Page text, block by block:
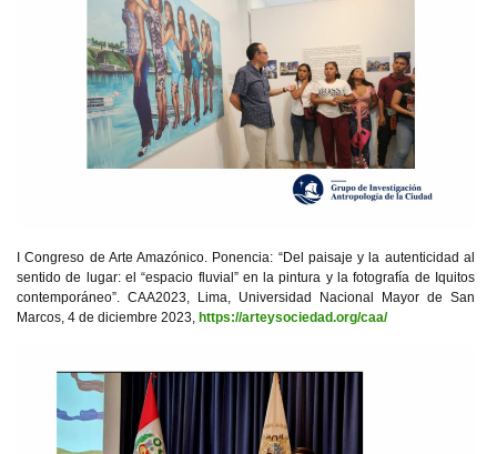
I Congreso de Arte Amazónico. Ponencia: “Del paisaje y la autenticidad al
sentido de lugar: el “espacio fluvial” en la pintura y la fotografía de Iquitos
contemporáneo”. CAA2023, Lima, Universidad Nacional Mayor de San
Marcos, 4 de diciembre 2023, https://arteysociedad.org/caa/